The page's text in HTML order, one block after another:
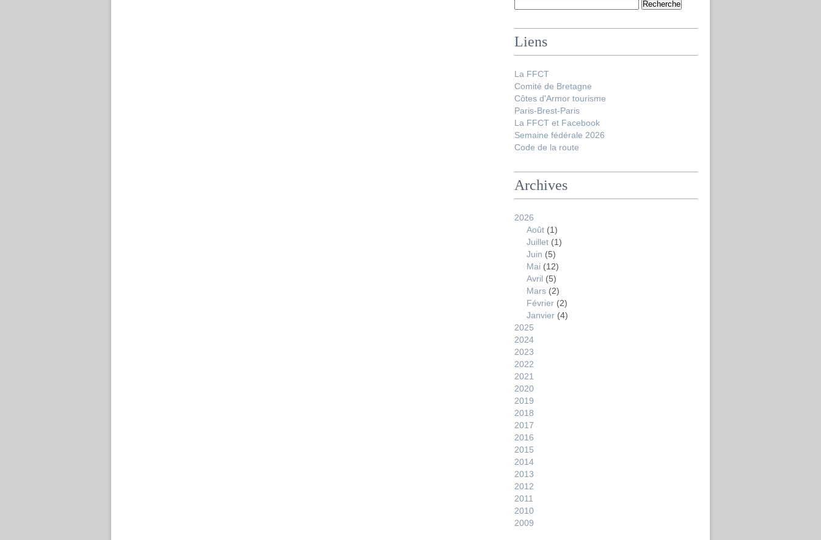
Liens
La FFCT
Comité de Bretagne
Côtes d'Armor tourisme
Paris-Brest-Paris
La FFCT et Facebook
Semaine fédérale 2026
Code de la route
Archives
2026
Août (1)
Juillet (1)
Juin (5)
Mai (12)
Avril (5)
Mars (2)
Février (2)
Janvier (4)
2025
2024
2023
2022
2021
2020
2019
2018
2017
2016
2015
2014
2013
2012
2011
2010
2009